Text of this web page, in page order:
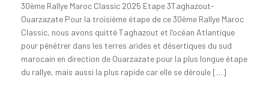
30ème Rallye Maroc Classic 2025 Etape 3Taghazout-
Ouarzazate Pour la troisième étape de ce 30ème Rallye Maroc
Classic, nous avons quitté Taghazout et l’océan Atlantique
pour pénétrer dans les terres arides et désertiques du sud
marocain en direction de Ouarzazate pour la plus longue étape
du rallye, mais aussi la plus rapide car elle se déroule […]